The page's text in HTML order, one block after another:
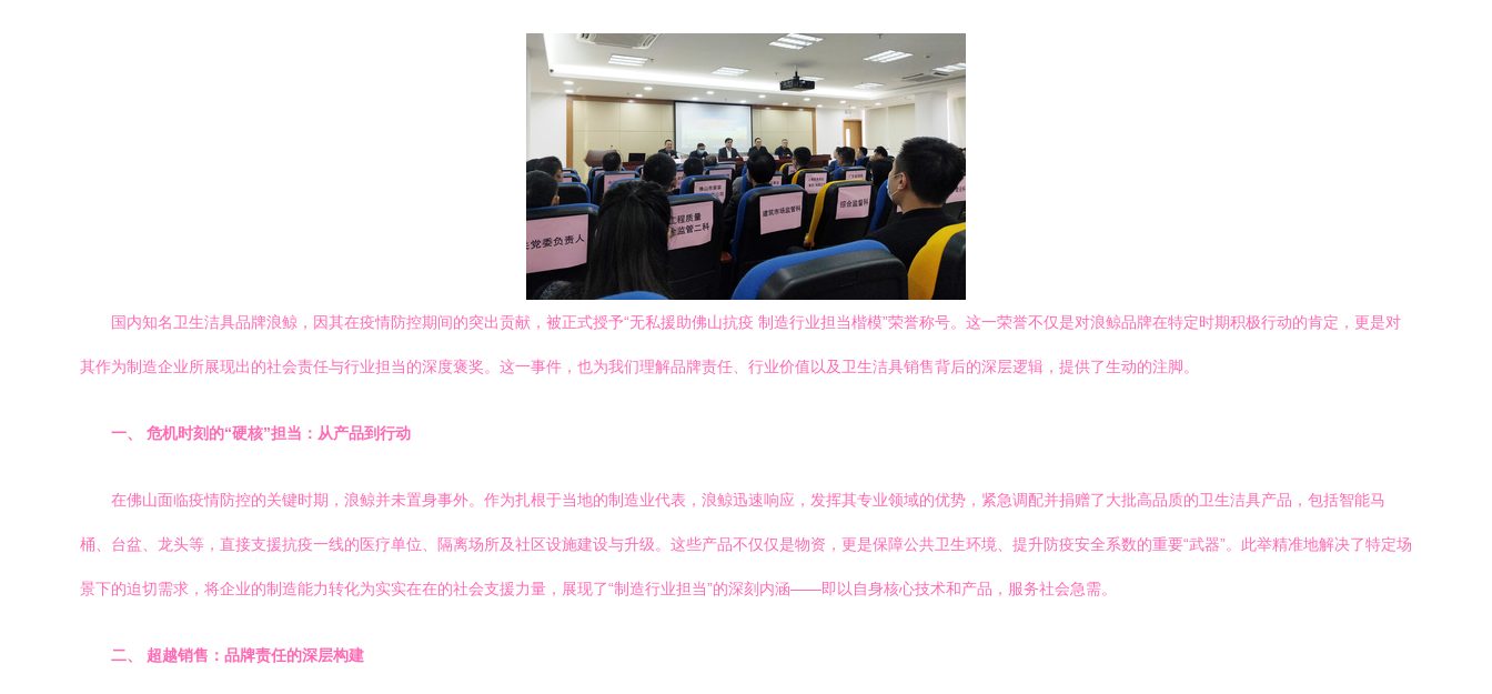
国内知名卫生洁具品牌浪鲸，因其在疫情防控期间的突出贡献，被正式授予“无私援助佛山抗疫 制造行业担当楷模”荣誉称号。这一荣誉不仅是对浪鲸品牌在特定时期积极行动的肯定，更是对
其作为制造企业所展现出的社会责任与行业担当的深度褒奖。这一事件，也为我们理解品牌责任、行业价值以及卫生洁具销售背后的深层逻辑，提供了生动的注脚。
一、 危机时刻的“硬核”担当：从产品到行动
在佛山面临疫情防控的关键时期，浪鲸并未置身事外。作为扎根于当地的制造业代表，浪鲸迅速响应，发挥其专业领域的优势，紧急调配并捐赠了大批高品质的卫生洁具产品，包括智能马
桶、台盆、龙头等，直接支援抗疫一线的医疗单位、隔离场所及社区设施建设与升级。这些产品不仅仅是物资，更是保障公共卫生环境、提升防疫安全系数的重要“武器”。此举精准地解决了特定场
景下的迫切需求，将企业的制造能力转化为实实在在的社会支援力量，展现了“制造行业担当”的深刻内涵——即以自身核心技术和产品，服务社会急需。
二、 超越销售：品牌责任的深层构建